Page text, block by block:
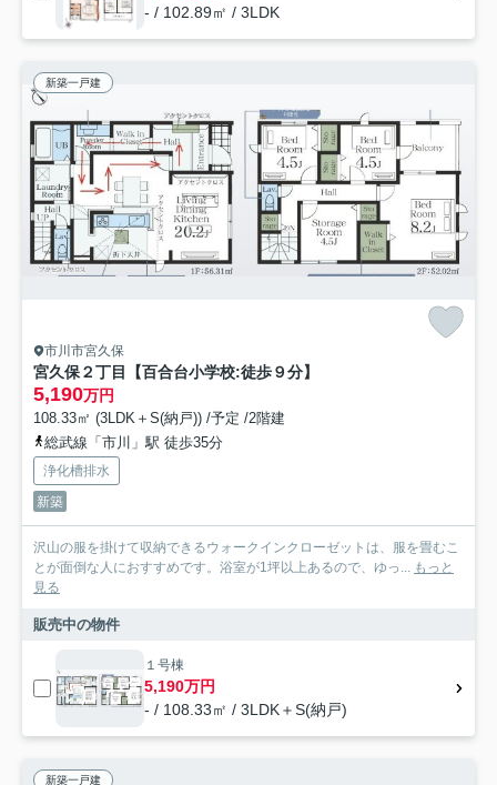
- / 102.89㎡ / 3LDK
新築一戸建
市川市宮久保
宮久保２丁目【百合台小学校:徒歩９分】
5,190万円
108.33㎡ (3LDK＋S(納戸)) /予定 /2階建
総武線「市川」駅 徒歩35分
浄化槽排水
新築
沢山の服を掛けて収納できるウォークインクローゼットは、服を畳むこ
とが面倒な人におすすめです。浴室が1坪以上あるので、ゆっ... もっと
見る
販売中の物件
１号棟
5,190万円
- / 108.33㎡ / 3LDK＋S(納戸)
新築一戸建